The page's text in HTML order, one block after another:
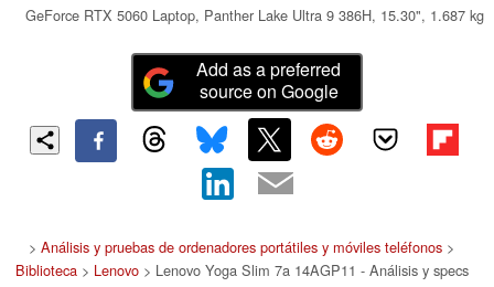
GeForce RTX 5060 Laptop, Panther Lake Ultra 9 386H, 15.30", 1.687 kg
Add as a preferred
source on Google
> Análisis y pruebas de ordenadores portátiles y móviles teléfonos >
Biblioteca> Lenovo> Lenovo Yoga Slim 7a 14AGP11 - Análisis y specs